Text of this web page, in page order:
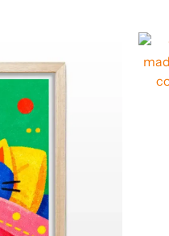
precios:
desde
$ 64.960
hasta
$ 68.960